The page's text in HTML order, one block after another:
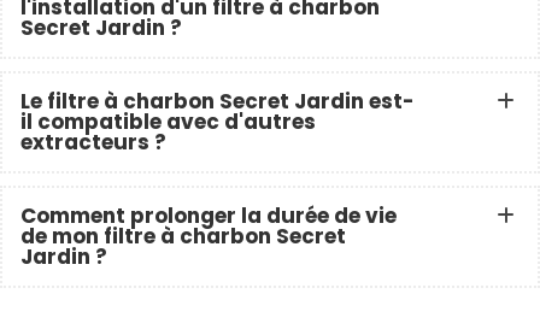
l'installation d'un filtre à charbon
Secret Jardin ?
Le filtre à charbon Secret Jardin est-
il compatible avec d'autres
extracteurs ?
Comment prolonger la durée de vie
de mon filtre à charbon Secret
Jardin ?